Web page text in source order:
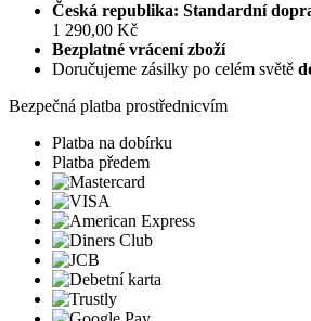
Česká republika: Standardní
1 290,00 Kč
Bezplatné vrácení zboží
Doručujeme zásilky po celém světě
Bezpečná platba prostřednicvím
Platba na dobírku
Platba předem